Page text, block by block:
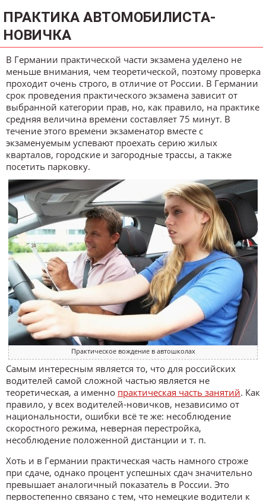
ПРАКТИКА АВТОМОБИЛИСТА-
НОВИЧКА
В Германии практической части экзамена уделено не
меньше внимания, чем теоретической, поэтому проверка
проходит очень строго, в отличие от России. В Германии
срок проведения практического экзамена зависит от
выбранной категории прав, но, как правило, на практике
средняя величина времени составляет 75 минут. В
течение этого времени экзаменатор вместе с
экзаменуемым успевают проехать серию жилых
кварталов, городские и загородные трассы, а также
посетить парковку.
Практическое вождение в автошколах
Самым интересным является то, что для российских
водителей самой сложной частью является не
теоретическая, а именно практическая часть занятий. Как
правило, у всех водителей-новичков, независимо от
национальности, ошибки всё те же: несоблюдение
скоростного режима, неверная перестройка,
несоблюдение положенной дистанции и т. п.
Хоть и в Германии практическая часть намного строже
при сдаче, однако процент успешных сдач значительно
превышает аналогичный показатель в России. Это
первостепенно связано с тем, что немецкие водители к